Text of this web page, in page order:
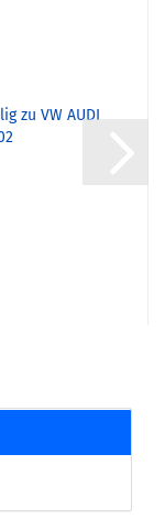
zu VW AUDI